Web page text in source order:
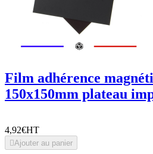
Film adhérence
150x150mm plateau
4,92€HT
Ajouter au panier